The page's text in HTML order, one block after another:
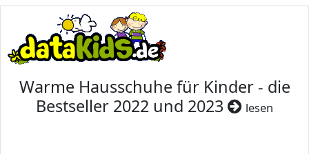
Warme Hausschuhe für Kinder - die
Bestseller 2022 und 2023
lesen